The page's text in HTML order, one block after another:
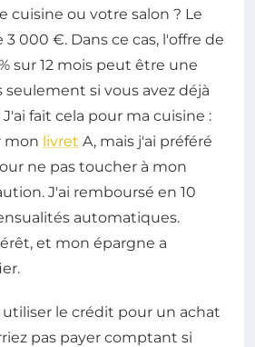
cuisine ou votre salon ? Le
000 €. Dans ce cas, l'offre de
sur 12 mois peut être une
seulement si vous avez déjà
fait cela pour ma cuisine :
mon livret A, mais j'ai préféré
ne pas toucher à mon
J'ai remboursé en 10
automatiques.
et mon épargne a
utiliser le crédit pour un achat
pas payer comptant si